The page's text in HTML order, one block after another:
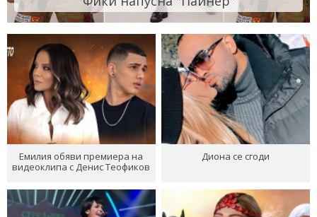
Емилия обяви премиера на
видеоклипа с Денис Теофиков
Диона се сгоди